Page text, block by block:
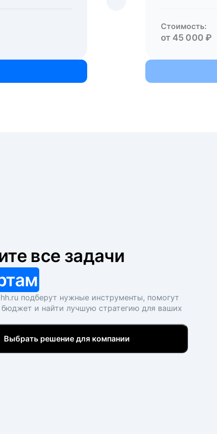
Стоимость:
от 45 000 ₽
все задачи
подберут нужные инструменты, помогут
бюджет и найти лучшую стратегию для ваших
Выбрать решение для компании